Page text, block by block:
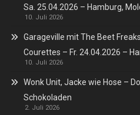
Sa. 25.04.2026 – Hamburg,
10. Juli 2026
Garageville mit The Beet
Courettes – Fr. 24.04.2026 –
10. Juli 2026
Wonk Unit, Jacke wie Hose –
Schokoladen
2. Juli 2026